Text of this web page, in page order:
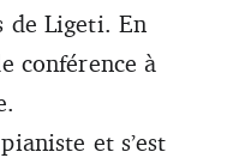
de Ligeti. En
conférence à
et s’est